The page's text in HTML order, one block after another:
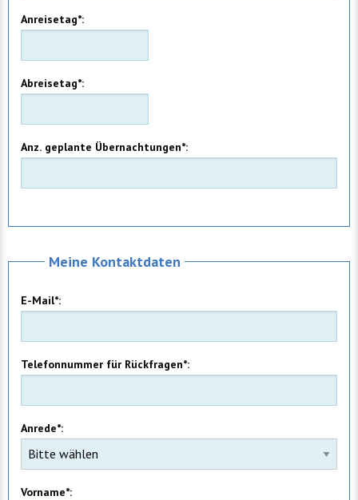
Anreisetag*:
Abreisetag*:
Anz. geplante Übernachtungen*:
Meine Kontaktdaten
E-Mail*:
Telefonnummer für Rückfragen*:
Anrede*:
Vorname*: